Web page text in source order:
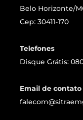
Belo Horizonte/
Cep: 30411-170
Telefones
Disque Grátis:
Email de contato